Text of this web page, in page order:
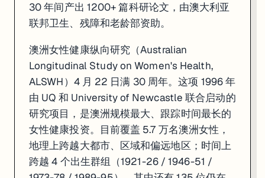
30 年间产出 1200+ 篇科研论文，由澳大利亚
联邦卫生、残障和老龄部资助。
澳洲女性健康纵向研究（Australian
Longitudinal Study on Women's Health,
ALSWH）4 月 22 日满 30 周年。这项 1996 年
由 UQ 和 University of Newcastle 联合启动的
研究项目，是澳洲规模最大、跟踪时间最长的
女性健康投资。目前覆盖 5.7 万名澳洲女性，
地理上跨越大都市、区域和偏远地区；时间上
跨越 4 个出生群组（1921-26 / 1946-51 /